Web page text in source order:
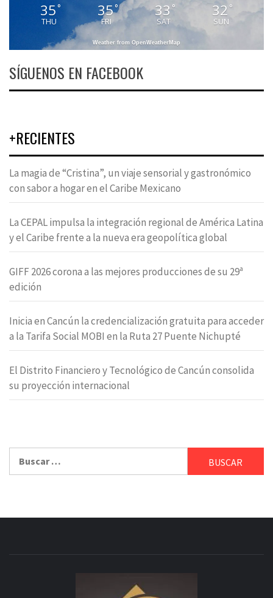
35°
THU
35°
FRI
33 °
SAT
32 °
SUN
Weather from OpenWeatherMap
SÍGUENOS EN FACEBOOK
+RECIENTES
La magia de “Cristina”, un viaje sensorial y gastronómico
con sabor a hogar en el Caribe Mexicano
La CEPAL impulsa la integración regional de América Latina
y el Caribe frente a la nueva era geopolítica global
GIFF 2026 corona a las mejores producciones de su 29ª
edición
Inicia en Cancún la credencialización gratuita para acceder
a la Tarifa Social MOBI en la Ruta 27 Puente Nichupté
El Distrito Financiero y Tecnológico de Cancún consolida
su proyección internacional